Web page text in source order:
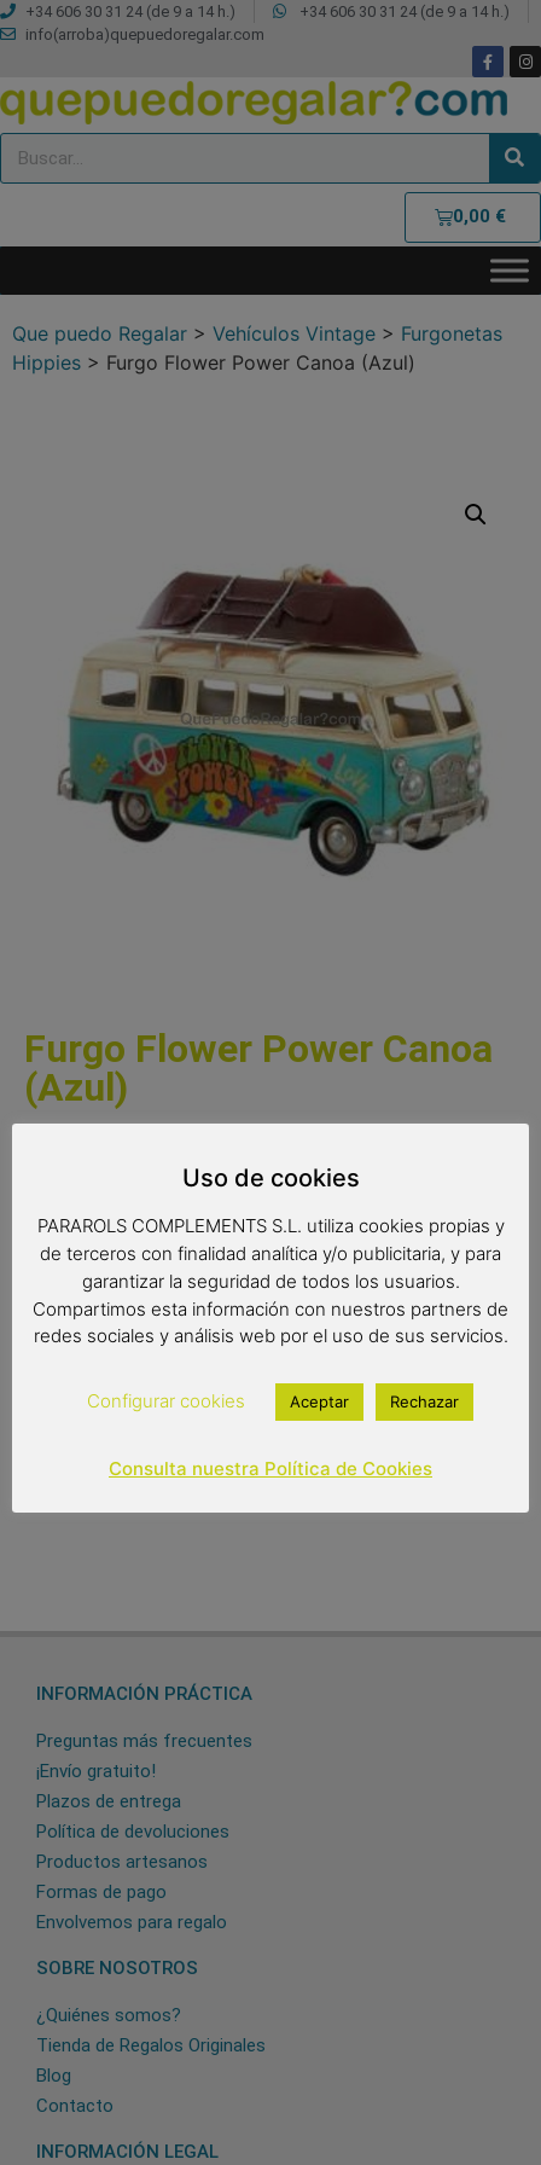
+34 606 30 31 24 (de 9 a 14 h.)
+34 606 30 31 24 (de 9 a 14 h.)
info(arroba)quepuedoregalar.com
0,00 €
Que puedo Regalar > Vehículos Vintage > Furgonetas
Hippies > Furgo Flower Power Canoa (Azul)
Furgo Flower Power Canoa
(Azul)
muy vivos y una canoa en el portabultos. Una fantástica
Medidas:
26x11x17 cms
€
Out of stock
INFORMACIÓN PRÁCTICA
Preguntas más frecuentes
¡Envío gratuito!
Plazos de entrega
Política de devoluciones
Productos artesanos
Formas de pago
Envolvemos para regalo
SOBRE NOSOTROS
¿Quiénes somos?
Tienda de Regalos Originales
Blog
Contacto
INFORMACIÓN LEGAL
Uso de cookies
PARAROLS COMPLEMENTS S.L. utiliza cookies propias y
de terceros con finalidad analítica y/o publicitaria, y para
garantizar la seguridad de todos los usuarios.
Compartimos esta información con nuestros partners de
redes sociales y análisis web por el uso de sus servicios.
Configurar cookies Aceptar Rechazar
Consulta nuestra Política de Cookies